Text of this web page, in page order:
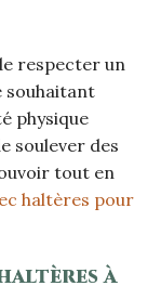
respecter un
souhaitant
physique
soulever des
tout en
haltères pour
haltères à